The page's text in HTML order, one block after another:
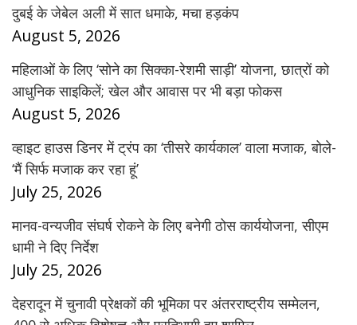
दुबई के जेबेल अली में सात धमाके, मचा हड़कंप
August 5, 2026
महिलाओं के लिए ‘सोने का सिक्का-रेशमी साड़ी’ योजना, छात्रों को
आधुनिक साइकिलें; खेल और आवास पर भी बड़ा फोकस
August 5, 2026
व्हाइट हाउस डिनर में ट्रंप का ‘तीसरे कार्यकाल’ वाला मजाक, बोले-
‘मैं सिर्फ मजाक कर रहा हूं’
July 25, 2026
मानव-वन्यजीव संघर्ष रोकने के लिए बनेगी ठोस कार्ययोजना, सीएम
धामी ने दिए निर्देश
July 25, 2026
देहरादून में चुनावी प्रेक्षकों की भूमिका पर अंतरराष्ट्रीय सम्मेलन,